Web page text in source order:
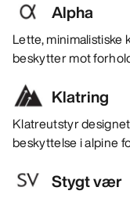
Alpha
Lette,
beskytter mot
Klatring
Klatreutstyr
beskyttelse i alpine
Stygt vær